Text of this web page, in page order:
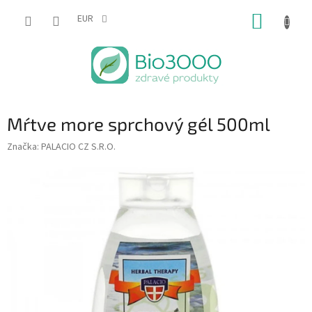
EUR
Mŕtve more sprchový gél 500ml
Značka: PALACIO CZ S.R.O.